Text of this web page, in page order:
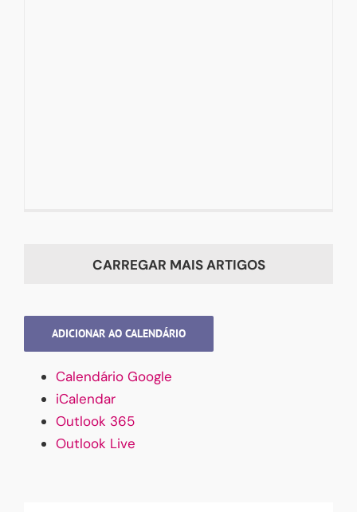
CARREGAR MAIS ARTIGOS
ADICIONAR AO CALENDÁRIO
Calendário Google
iCalendar
Outlook 365
Outlook Live